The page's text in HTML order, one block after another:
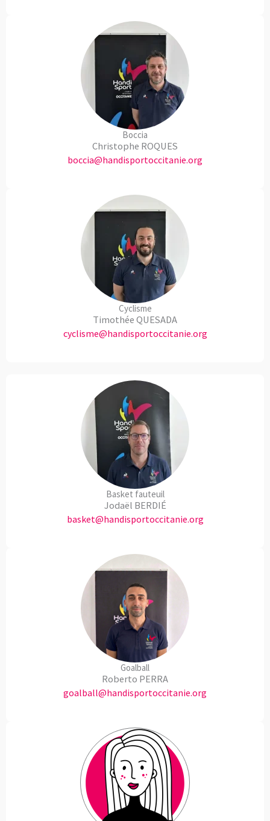
Boccia
Christophe ROQUES
boccia@handisportoccitanie.org
Cyclisme
Timothée QUESADA
cyclisme@handisportoccitanie.org
Basket fauteuil
Jodaël BERDIÉ
basket@handisportoccitanie.org
Goalball
Roberto PERRA
goalball@handisportoccitanie.org